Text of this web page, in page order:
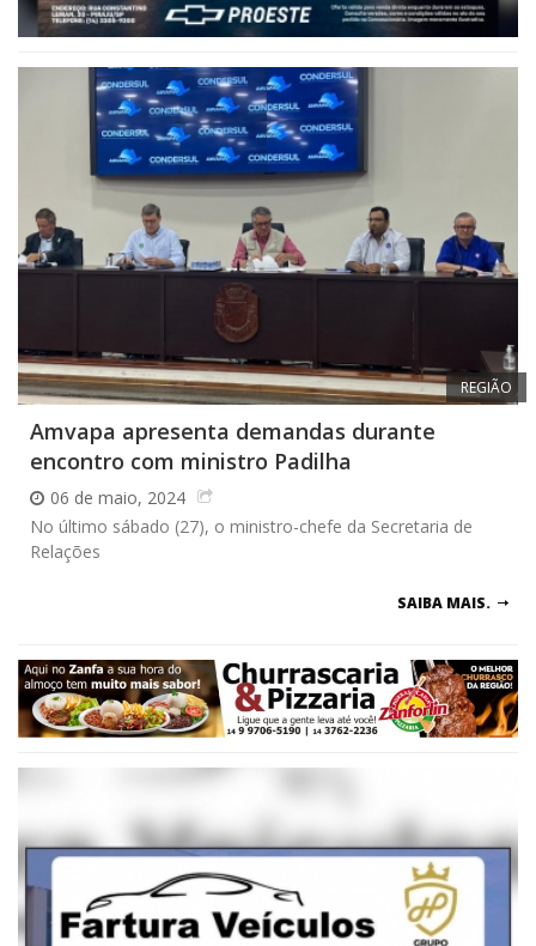
REGIÃO
Amvapa apresenta demandas durante
encontro com ministro Padilha
06 de maio, 2024
No último sábado (27), o ministro-chefe da Secretaria de
Relações
SAIBA MAIS.